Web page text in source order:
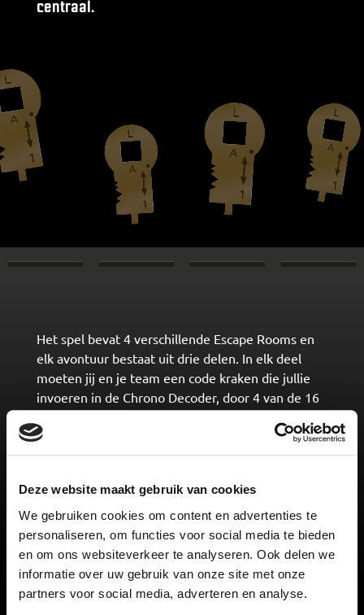
Deze website maakt gebruik van cookies
We gebruiken cookies om content en advertenties te
personaliseren, om functies voor social media te bieden
en om ons websiteverkeer te analyseren. Ook delen we
informatie over uw gebruik van onze site met onze
partners voor social media, adverteren en analyse.
centraal.
Het spel bevat 4 verschillende Escape Rooms en
elk avontuur bestaat uit drie delen. In elk deel
moeten jij en je team een code kraken die jullie
invoeren in de Chrono Decoder, door 4 van de 16
binnen de 60 minuten en je wint het spel. Het is
dus samen winnen of samen verliezen...
van het mysterie op de eerste envelop. Open dan
de envelop en begin! Het oplossen van het
mysterie spreekt voor zich. De elkaar opvolgende
enveloppen bevatten verschillende attributen die
nodig zijn om de codes te vinden. Voor elke speler
is iets te doen, dus steek je handen uit de